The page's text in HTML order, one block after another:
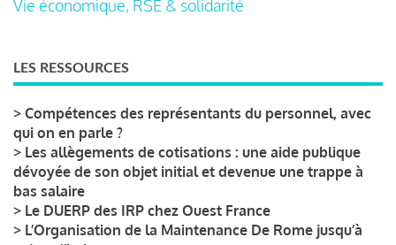
Vie économique, RSE & solidarité
LES RESSOURCES
> Compétences des représentants du personnel, avec
qui on en parle ?
> Les allègements de cotisations : une aide publique
dévoyée de son objet initial et devenue une trappe à
bas salaire
> Le DUERP des IRP chez Ouest France
> L’Organisation de la Maintenance De Rome jusqu’à